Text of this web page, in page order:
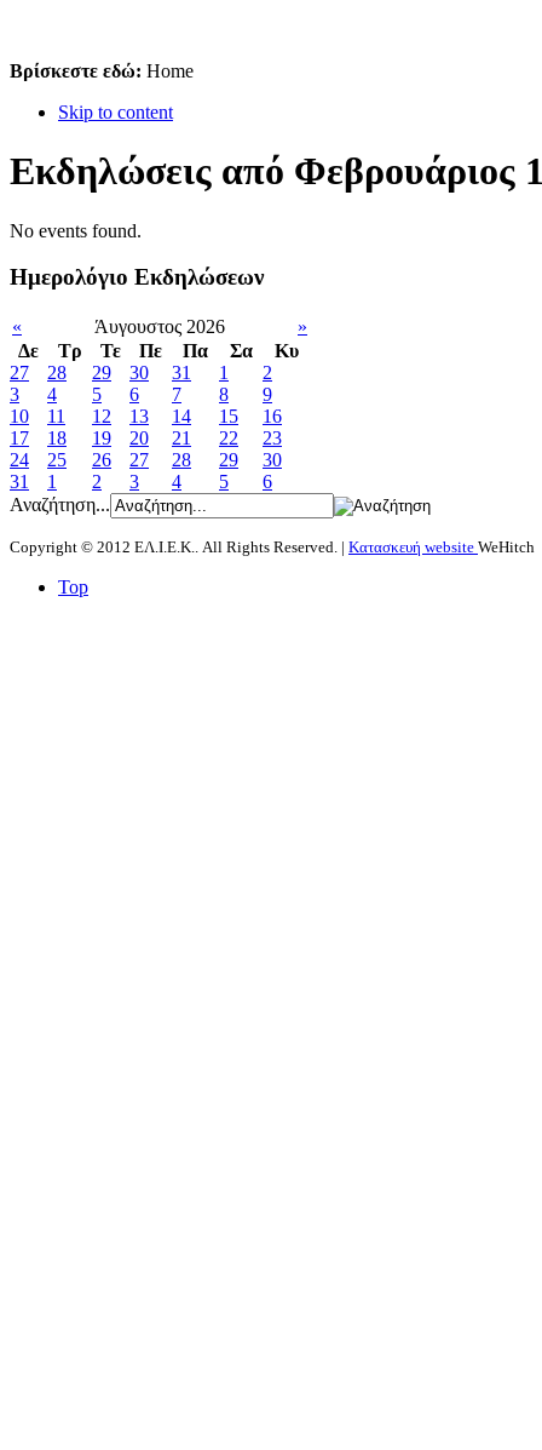
Βρίσκεστε εδώ: Home
Skip to content
Εκδηλώσεις από Φεβρουάριος
No events found.
Ημερολόγιο Εκδηλώσεων
« Άυγουστος 2026
»
Δε
Tρ Τε Πε Πα Σα
Κυ
27
28 29 30 31 1
2
3
4 5 6 7 8
9
10
11 12 13 14 15
16
17
18 19 20 21 22
23
24
25 26 27 28 29
30
31
1 2 3 4 5
6
Αναζήτηση...
Copyright © 2012 ΕΛ.Ι.Ε.Κ.. All Rights Reserved. | Κατασκευή website WeHitch
Top